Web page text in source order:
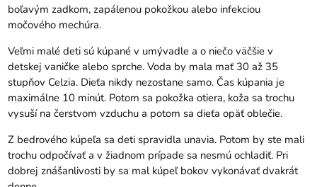
boľavým zadkom, zapálenou pokožkou alebo infekciou
močového mechúra.
Veľmi malé deti sú kúpané v umývadle a o niečo väčšie v
detskej vaničke alebo sprche. Voda by mala mať 30 až 35
stupňov Celzia. Dieťa nikdy nezostane samo. Čas kúpania je
maximálne 10 minút. Potom sa pokožka otiera, koža sa trochu
vysuší na čerstvom vzduchu a potom sa dieťa opäť oblečie.
Z bedrového kúpeľa sa deti spravidla unavia. Potom by ste mali
trochu odpočívať a v žiadnom prípade sa nesmú ochladiť. Pri
dobrej znášanlivosti by sa mal kúpeľ bokov vykonávať dvakrát